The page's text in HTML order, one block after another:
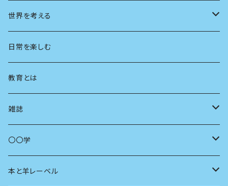
都市
地方
まちづくり
コミュニティ
商いとは
世界を考える
思想
日常を楽しむ
教育とは
雑誌
母の友
ユリイカ
〇〇学
動物
本と羊レーベル